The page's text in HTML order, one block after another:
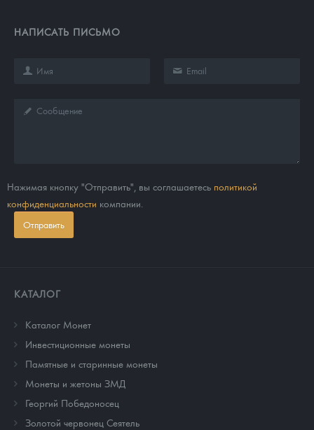
НАПИСАТЬ ПИСЬМО
Нажимая кнопку "Отправить", вы соглашаетесь политикой
конфиденциальности компании.
Отправить
КАТАЛОГ
Каталог Монет
Инвестиционные монеты
Памятные и старинные монеты
Монеты и жетоны ЗМД
Георгий Победоносец
Золотой червонец Сеятель